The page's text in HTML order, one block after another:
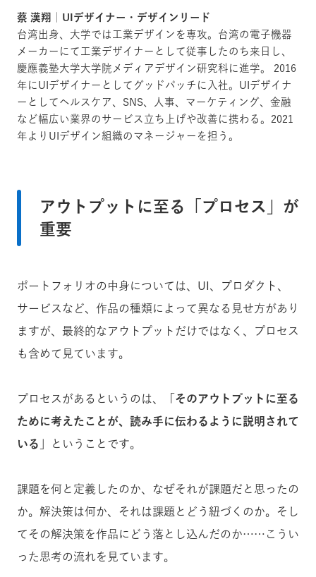
蔡 漢翔｜UIデザイナー・デザインリード
台湾出身、大学では工業デザインを専攻。台湾の電子機器
メーカーにて工業デザイナーとして従事したのち来日し、
慶應義塾大学大学院メディアデザイン研究科に進学。 2016
年にUIデザイナーとしてグッドパッチに入社。UIデザイナ
ーとしてヘルスケア、SNS、人事、マーケティング、金融
など幅広い業界のサービス立ち上げや改善に携わる。2021
年よりUIデザイン組織のマネージャーを担う。
アウトプットに至る「プロセス」が
重要
ポートフォリオの中身については、UI、プロダクト、
サービスなど、作品の種類によって異なる見せ方があり
ますが、最終的なアウトプットだけではなく、プロセス
も含めて見ています。
プロセスがあるというのは、「 そのアウトプットに至る
ために考えたことが、読み手に伝わるように説明されて
いる
」ということです。
課題を何と定義したのか、なぜそれが課題だと思ったの
か。解決策は何か、それは課題とどう紐づくのか。そし
てその解決策を作品にどう落とし込んだのか……こうい
った思考の流れを見ています。